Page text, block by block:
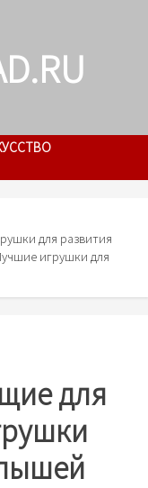
для развития
игрушки для
для